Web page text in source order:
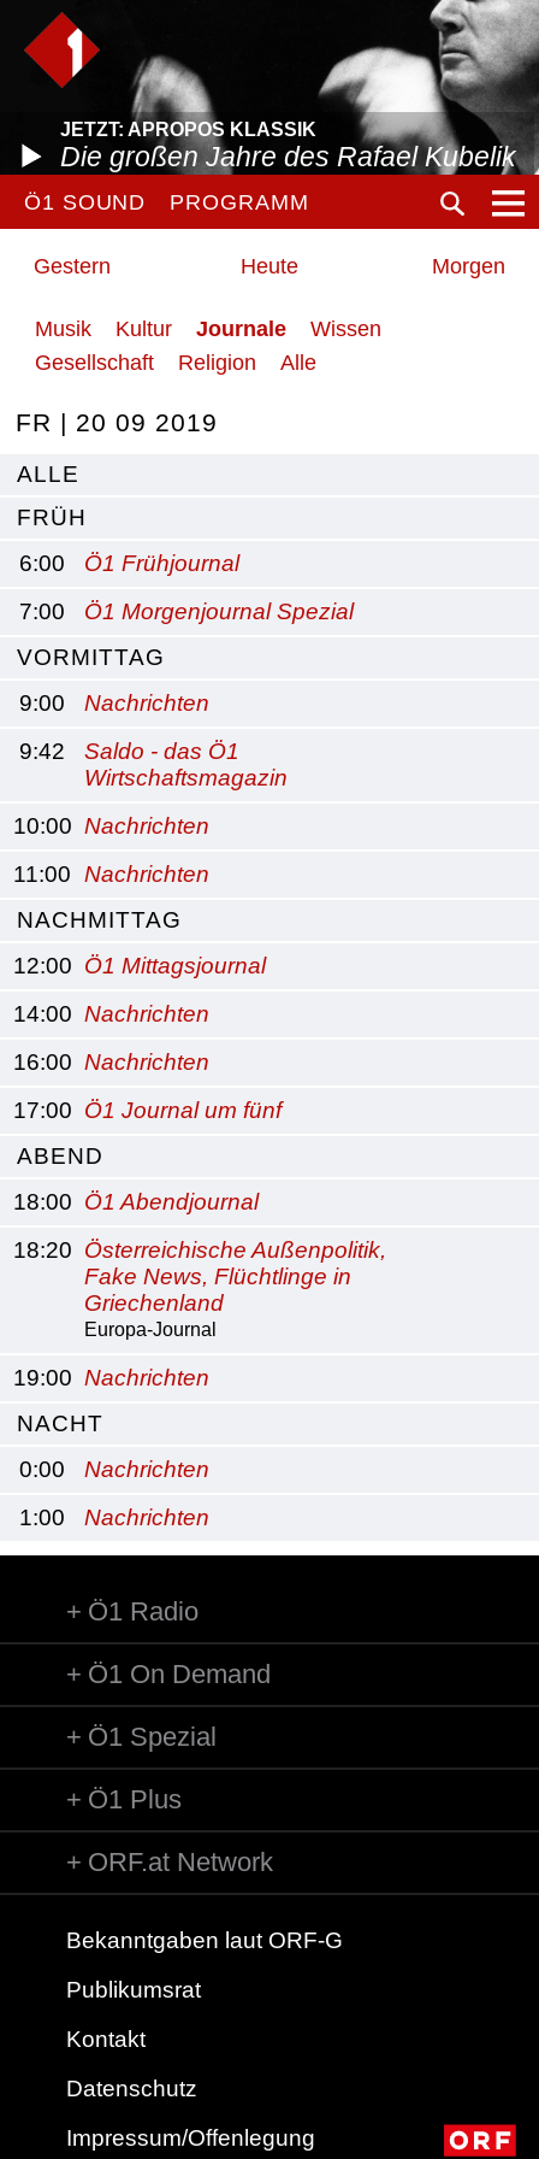
JETZT: APROPOS KLASSIK
Die großen Jahre des Rafael Kubelik
Ö1 SOUND PROGRAMM
Gestern Heute Morgen
Musik Kultur Journale
Wissen
Gesellschaft
Religion Alle
FR | 20 09 2019
ALLE
FRÜH
6:00
Ö1 Frühjournal
7:00
Ö1 Morgenjournal Spezial
VORMITTAG
9:00
Nachrichten
9:42
Saldo - das Ö1
Wirtschaftsmagazin
10:00 Nachrichten
11:00 Nachrichten
NACHMITTAG
12:00 Ö1 Mittagsjournal
14:00 Nachrichten
16:00 Nachrichten
17:00 Ö1 Journal um fünf
ABEND
18:00 Ö1 Abendjournal
18:20 Österreichische Außenpolitik,
Fake News, Flüchtlinge in
Griechenland
Europa-Journal
19:00 Nachrichten
NACHT
0:00
Nachrichten
1:00
Nachrichten
Ö1 Radio
Ö1 On Demand
Ö1 Spezial
Ö1 Plus
ORF.at Network
Bekanntgaben laut ORF-G
Publikumsrat
Kontakt
Datenschutz
Impressum/Offenlegung